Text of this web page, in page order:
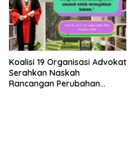
Koalisi 19 Organisasi Advokat
Serahkan Naskah
Rancangan Perubahan